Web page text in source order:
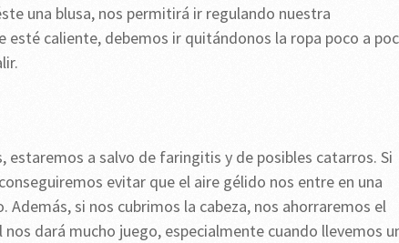
una blusa, nos permitirá ir regulando nuestra
esté caliente, debemos ir quitándonos la ropa poco a
estaremos a salvo de faringitis y de posibles catarros. Si
evitar que el aire gélido nos entre en una
si nos cubrimos la cabeza, nos ahorraremos el
dará mucho juego, especialmente cuando llevemos